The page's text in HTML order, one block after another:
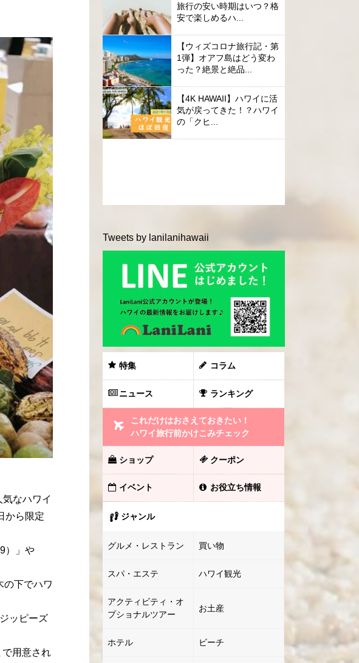
なハワイ
から限定
）」や
の下でハワ
ッピーズ
用意され
旅行の安い時期はいつ？格
安で楽しめるハ...
【ウィズコロナ旅行記・第
1弾】オアフ島はどう変わ
った？絶景と絶品...
【4K HAWAII】ハワイに活
気が戻ってきた！？ハワイ
の「クヒ...
Tweets by lanilanihawaii
特集 コラム
ニュース ランキング
これだけはおさえておきたい！
ハワイ旅行前かけこみチェック
ショップ クーポン
イベント お役立ち情報
ジャンル
グルメ・レストラン 買い物
スパ・エステ ハワイ観光
アクティビティ・オ
プショナルツアー
お土産
ホテル ビーチ